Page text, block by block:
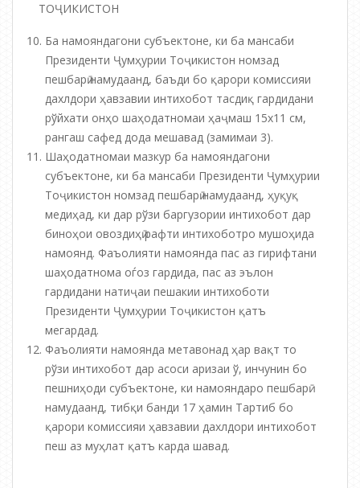
ТОҶИКИСТОН
Ба намояндагони субъектоне, ки ба мансаби
Президенти Ҷумҳурии Тоҷикистон номзад
пешбарӣ намудаанд, баъди бо қарори комиссияи
дахлдори ҳавзавии интихобот тасдиқ гардидани
рўйхати онҳо шаҳодатномаи ҳаҷмаш 15х11 см,
рангаш сафед дода мешавад (замимаи 3).
Шаҳодатномаи мазкур ба намояндагони
субъектоне, ки ба мансаби Президенти Ҷумҳурии
Тоҷикистон номзад пешбарӣ намудаанд, ҳуқуқ
медиҳад, ки дар рўзи баргузории интихобот дар
биноҳои овоздиҳӣ рафти интихоботро мушоҳида
намоянд. Фаъолияти намоянда пас аз гирифтани
шаҳодатнома оѓоз гардида, пас аз эълон
гардидани натиҷаи пешакии интихоботи
Президенти Ҷумҳурии Тоҷикистон қатъ
мегардад.
Фаъолияти намоянда метавонад ҳар вақт то
рўзи интихобот дар асоси аризаи ў, инчунин бо
пешниҳоди субъектоне, ки намояндаро пешбарӣ
намудаанд, тибқи банди 17 ҳамин Тартиб бо
қарори комиссияи ҳавзавии дахлдори интихобот
пеш аз муҳлат қатъ карда шавад.